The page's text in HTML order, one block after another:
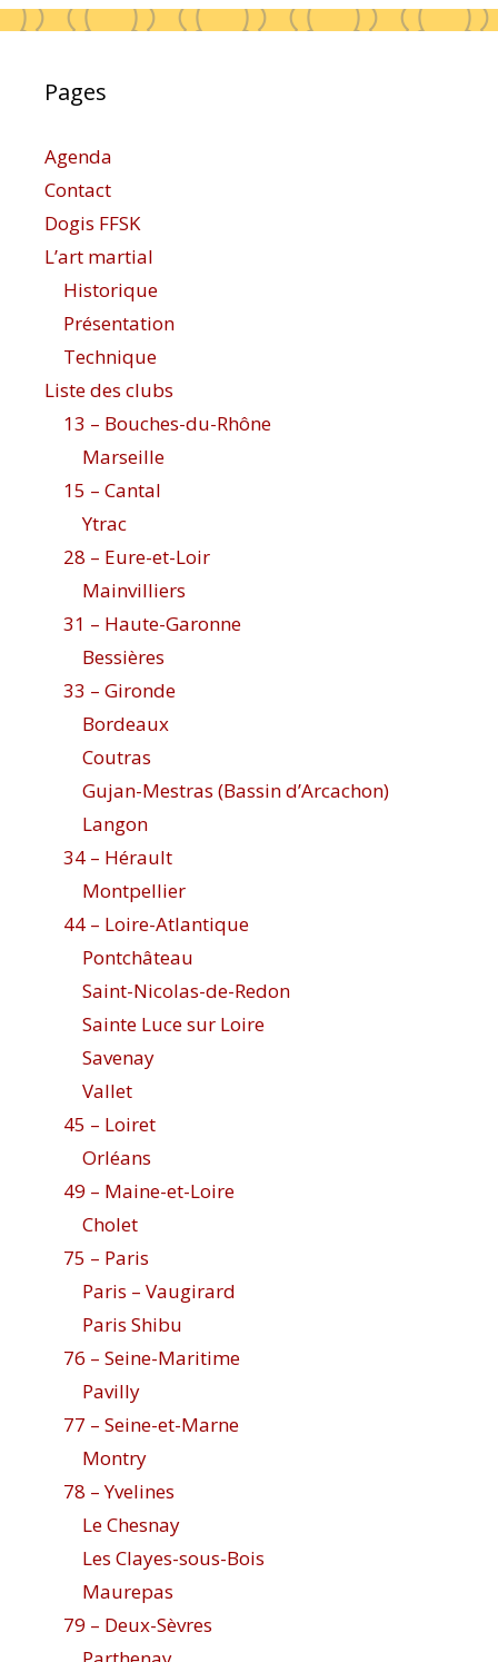
Pages
Agenda
Contact
Dogis FFSK
L’art martial
Historique
Présentation
Technique
Liste des clubs
13 – Bouches-du-Rhône
Marseille
15 – Cantal
Ytrac
28 – Eure-et-Loir
Mainvilliers
31 – Haute-Garonne
Bessières
33 – Gironde
Bordeaux
Coutras
Gujan-Mestras (Bassin d’Arcachon)
Langon
34 – Hérault
Montpellier
44 – Loire-Atlantique
Pontchâteau
Saint-Nicolas-de-Redon
Sainte Luce sur Loire
Savenay
Vallet
45 – Loiret
Orléans
49 – Maine-et-Loire
Cholet
75 – Paris
Paris – Vaugirard
Paris Shibu
76 – Seine-Maritime
Pavilly
77 – Seine-et-Marne
Montry
78 – Yvelines
Le Chesnay
Les Clayes-sous-Bois
Maurepas
79 – Deux-Sèvres